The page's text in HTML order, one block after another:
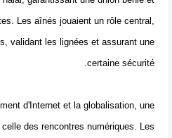
Les aînés jouaient un rôle central,
validant les lignées et assurant une
certaine sécurité.
d'Internet et la globalisation, une
des rencontres numériques. Les